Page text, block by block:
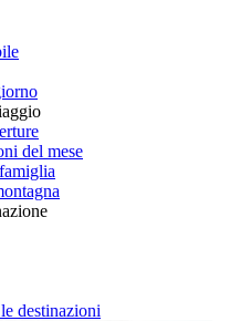
del mese
destinazioni